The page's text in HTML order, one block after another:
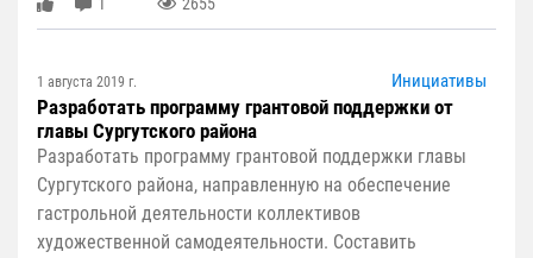
1 августа 2019 г. Инициативы
Разработать программу грантовой поддержки от
главы Сургутского района
Разработать программу грантовой поддержки главы
Сургутского района, направленную на обеспечение
гастрольной деятельности коллективов
художественной самодеятельности. Составить